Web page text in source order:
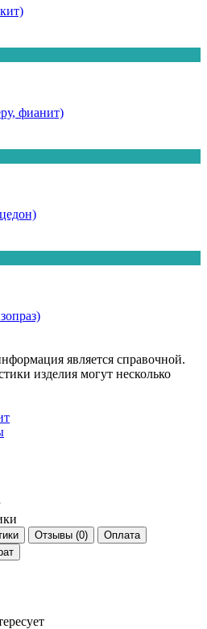
фианит)
является справочной.
изделия могут несколько
Отзывы (0)
Оплата